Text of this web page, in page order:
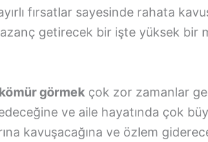
fırsatlar sayesinde rahata
getirecek bir işte yüksek bir
görmek çok zor zamanlar
ve aile hayatında çok
kavuşacağına ve özlem